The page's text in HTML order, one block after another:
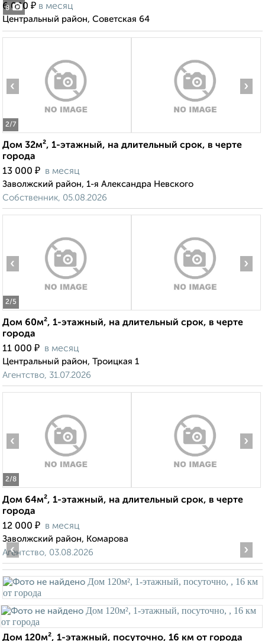
8
6 000 ₽ в месяц
Центральный район, Советская 64
2/7
‹ ›
Дом 32м², 1-этажный, на длительный срок, в черте
города
13 000 ₽ в месяц
Заволжский район, 1-я Александра Невского
Собственник, 05.08.2026
2/5
‹ ›
Дом 60м², 1-этажный, на длительный срок, в черте
города
11 000 ₽ в месяц
Центральный район, Троицкая 1
Агентство, 31.07.2026
2/8
‹ ›
Дом 64м², 1-этажный, на длительный срок, в черте
города
12 000 ₽ в месяц
Заволжский район, Комарова
Агентство, 03.08.2026
‹ ›
Дом 120м², 1-этажный, посуточно, 16 км от города